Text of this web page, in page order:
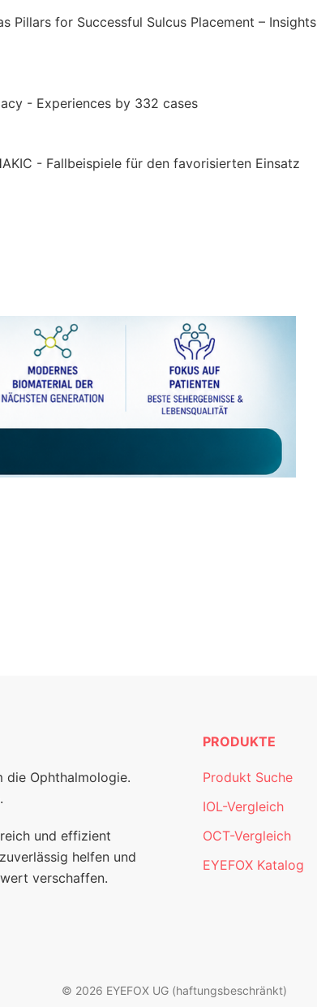
Pillars for Successful Sulcus Placement – Insights
- Experiences by 332 cases
- Fallbeispiele für den favorisierten Einsatz
die Ophthalmologie.
und effizient
helfen und
verschaffen.
PRODUKTE
Produkt Suche
IOL-Vergleich
OCT-Vergleich
EYEFOX Katalog
© 2026 EYEFOX UG (haftungsbeschränkt)